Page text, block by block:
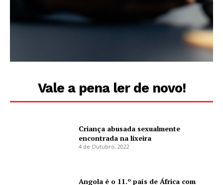
Vale a pena ler de novo!
Criança abusada sexualmente
encontrada na lixeira
4 de Outubro, 2022
Angola é o 11.º país de África com